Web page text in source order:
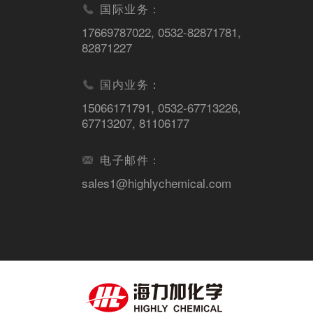
国际业务：
17669787022, 0532-82871781,
82871227
国内业务：
15066171791, 0532-67713226,
67713207, 81106177
电子邮件：
sales1@highlychemical.com